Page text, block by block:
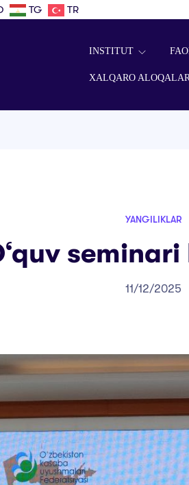
TG TR
INSTITUT
XALQARO
YANGILIKLAR
seminari
11/12/2025